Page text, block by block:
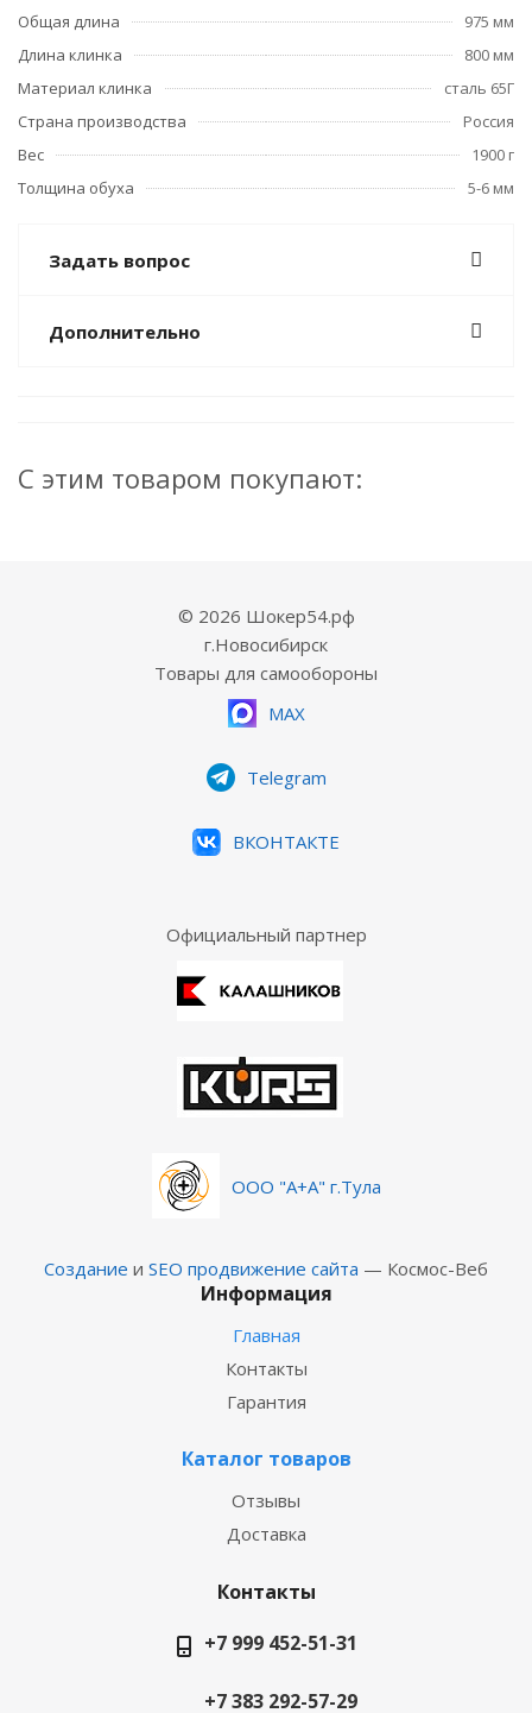
Общая длина
975 мм
Длина клинка
800 мм
Материал клинка
сталь 65Г
Страна производства
Россия
Вес
1900 г
Толщина обуха
5-6 мм
Задать вопрос
Дополнительно
С этим товаром покупают:
© 2026 Шокер54.рф
г.Новосибирск
Товары для самообороны
MAX
Telegram
ВКОНТАКТЕ
Официальный партнер
ООО "А+А" г.Тула
Создание и SEO продвижение сайта — Космос-Веб
Информация
Главная
Контакты
Гарантия
Каталог товаров
Отзывы
Доставка
Контакты
+7 999 452-51-31
+7 383 292-57-29